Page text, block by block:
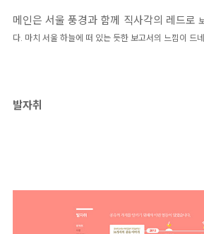
메인은 서울 풍경과 함께 직사각의 레드로
다. 마치 서울 하늘에 떠 있는 듯한 보고서의 느낌이 드
발자취